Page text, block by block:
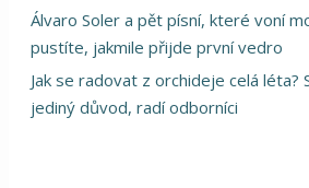
Álvaro Soler a pět písní, které voní
pustíte, jakmile přijde první vedro
Jak se radovat z orchideje celá léta?
jediný důvod, radí odborníci